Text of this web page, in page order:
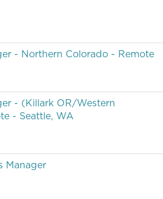
- Northern Colorado - Remote
- (Killark OR/Western
- Seattle, WA
Manager